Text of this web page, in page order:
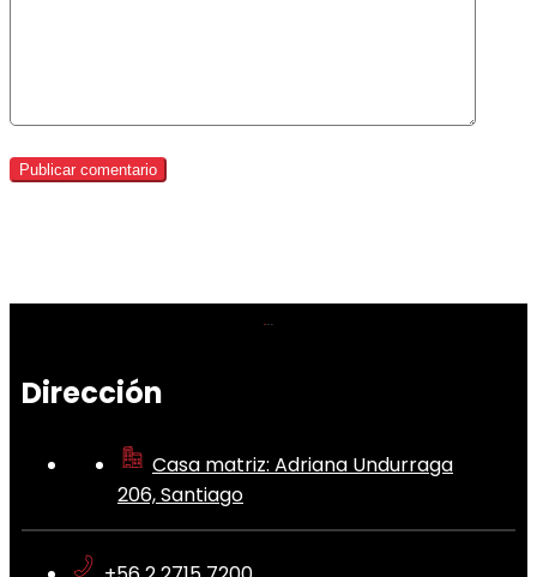
Dirección
Casa matriz: Adriana Undurraga
206, Santiago